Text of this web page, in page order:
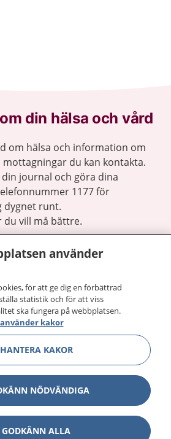
din hälsa och vård
om hälsa och information om
du kan kontakta.
journal och göra dina
1177 för
dygnet runt.
du vill må bättre.
Visa
Visa
använder
för att ge dig en förbättrad
statistik och för att viss
ska fungera på webbplatsen.
kakor
HANTERA KAKOR
NÖDVÄNDIGA
GODKÄNN ALLA